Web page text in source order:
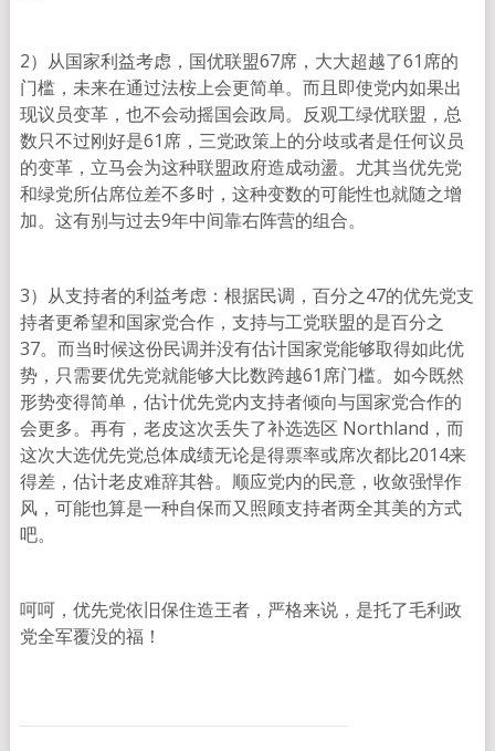
2）从国家利益考虑，国优联盟67席，大大超越了61席的
门槛，未来在通过法桉上会更简单。而且即使党内如果出
现议员变革，也不会动摇国会政局。反观工绿优联盟，总
数只不过刚好是61席，三党政策上的分歧或者是任何议员
的变革，立马会为这种联盟政府造成动盪。尤其当优先党
和绿党所佔席位差不多时，这种变数的可能性也就随之增
加。这有别与过去9年中间靠右阵营的组合。
3）从支持者的利益考虑：根据民调，百分之47的优先党支
持者更希望和国家党合作，支持与工党联盟的是百分之
37。而当时候这份民调并没有估计国家党能够取得如此优
势，只需要优先党就能够大比数跨越61席门槛。如今既然
形势变得简单，估计优先党内支持者倾向与国家党合作的
会更多。再有，老皮这次丢失了补选选区 Northland，而
这次大选优先党总体成绩无论是得票率或席次都比2014来
得差，估计老皮难辞其咎。顺应党内的民意，收敛强悍作
风，可能也算是一种自保而又照顾支持者两全其美的方式
吧。
呵呵，优先党依旧保住造王者，严格来说，是托了毛利政
党全军覆没的福！